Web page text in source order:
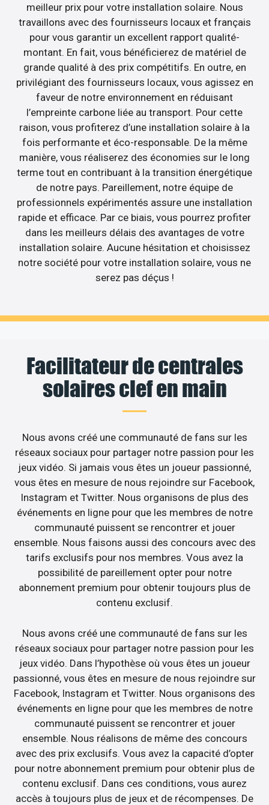
meilleur prix pour votre installation solaire. Nous
travaillons avec des fournisseurs locaux et français
pour vous garantir un excellent rapport qualité-
montant. En fait, vous bénéficierez de matériel de
grande qualité à des prix compétitifs. En outre, en
privilégiant des fournisseurs locaux, vous agissez en
faveur de notre environnement en réduisant
l’empreinte carbone liée au transport. Pour cette
raison, vous profiterez d’une installation solaire à la
fois performante et éco-responsable. De la même
manière, vous réaliserez des économies sur le long
terme tout en contribuant à la transition énergétique
de notre pays. Pareillement, notre équipe de
professionnels expérimentés assure une installation
rapide et efficace. Par ce biais, vous pourrez profiter
dans les meilleurs délais des avantages de votre
installation solaire. Aucune hésitation et choisissez
notre société pour votre installation solaire, vous ne
serez pas déçus !
Facilitateur de centrales
solaires clef en main
Nous avons créé une communauté de fans sur les
réseaux sociaux pour partager notre passion pour les
jeux vidéo. Si jamais vous êtes un joueur passionné,
vous êtes en mesure de nous rejoindre sur Facebook,
Instagram et Twitter. Nous organisons de plus des
événements en ligne pour que les membres de notre
communauté puissent se rencontrer et jouer
ensemble. Nous faisons aussi des concours avec des
tarifs exclusifs pour nos membres. Vous avez la
possibilité de pareillement opter pour notre
abonnement premium pour obtenir toujours plus de
contenu exclusif.
Nous avons créé une communauté de fans sur les
réseaux sociaux pour partager notre passion pour les
jeux vidéo. Dans l’hypothèse où vous êtes un joueur
passionné, vous êtes en mesure de nous rejoindre sur
Facebook, Instagram et Twitter. Nous organisons des
événements en ligne pour que les membres de notre
communauté puissent se rencontrer et jouer
ensemble. Nous réalisons de même des concours
avec des prix exclusifs. Vous avez la capacité d’opter
pour notre abonnement premium pour obtenir plus de
contenu exclusif. Dans ces conditions, vous aurez
accès à toujours plus de jeux et de récompenses. De